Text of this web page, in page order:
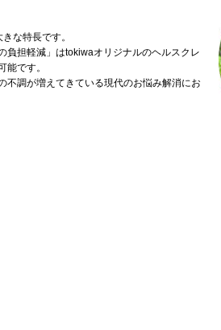
な特長です。
負担軽減」はtokiwaオリジナルのヘルスクレ
能です。
不調が増えてきている現代のお悩み解消にお